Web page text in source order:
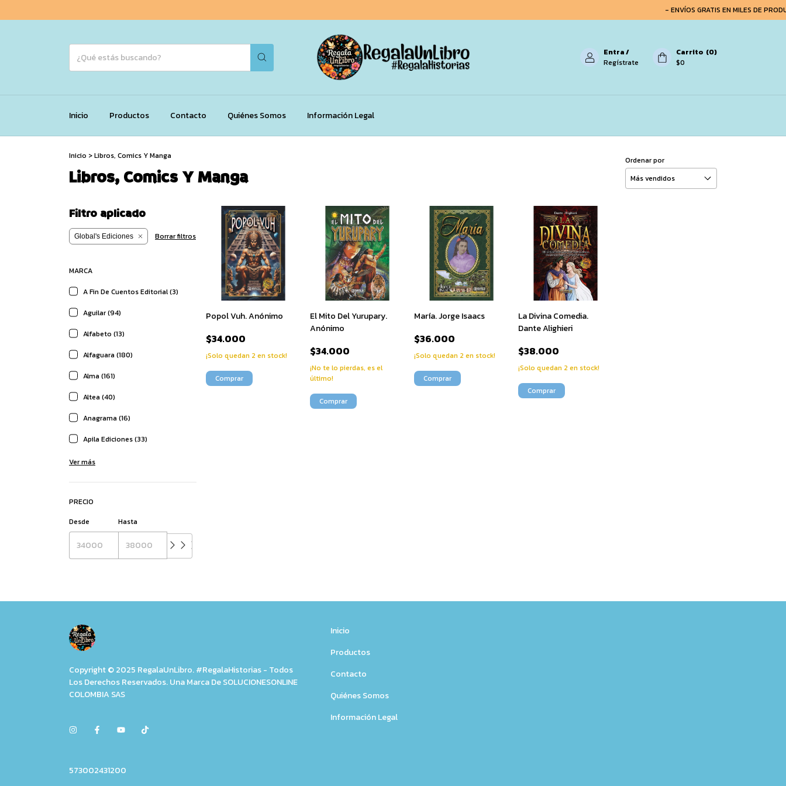
- ENVÍOS GRATIS EN MILES DE
Entra/
Regístrate
Carrito (0)
$0
Inicio Productos Contacto Quiénes Somos Información Legal
Inicio >Libros, Comics Y Manga
Libros, Comics Y Manga
Ordenar por
Filtro aplicado
Global's Ediciones Borrar filtros
MARCA
A Fin De Cuentos Editorial (3)
Aguilar (94)
Alfabeto (13)
Alfaguara (180)
Alma (161)
Altea (40)
Anagrama (16)
Apila Ediciones (33)
Ver más
PRECIO
Desde
Hasta
Popol Vuh. Anónimo
$34.000
¡Solo quedan 2 en stock!
El Mito Del Yurupary.
Anónimo
$34.000
¡No te lo pierdas, es el
último!
María. Jorge Isaacs
$36.000
¡Solo quedan 2 en stock!
La Divina Comedia.
Dante Alighieri
$38.000
¡Solo quedan 2 en stock!
Copyright © 2025 RegalaUnLibro. #RegalaHistorias - Todos
Los Derechos Reservados. Una Marca De SOLUCIONESONLINE
COLOMBIA SAS
573002431200
Inicio
Productos
Contacto
Quiénes Somos
Información Legal